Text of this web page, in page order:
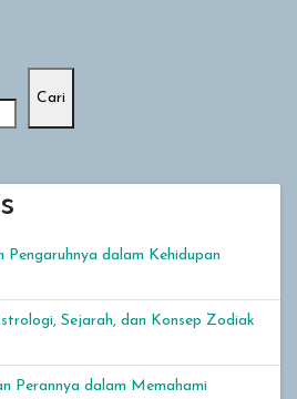
Cari
Pengaruhnya dalam Kehidupan
Sejarah, dan Konsep Zodiak
Perannya dalam Memahami